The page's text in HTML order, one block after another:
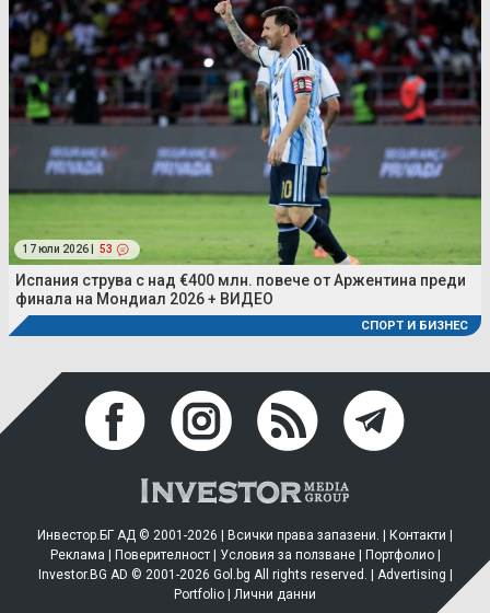
17 юли 2026 | 53
Испания струва с над €400 млн. повече от Аржентина преди
финала на Мондиал 2026 + ВИДЕО
СПОРТ И БИЗНЕС
Инвестор.БГ АД © 2001-2026 | Всички права запазени. | Контакти
Реклама
Поверителност| Условия за ползване| Портфолио|
Investor.BG AD © 2001-2026 Gol.bg All rights reserved. | Advertising
Portfolio
Лични данни